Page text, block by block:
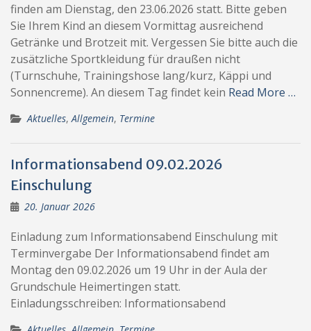
finden am Dienstag, den 23.06.2026 statt. Bitte geben
Sie Ihrem Kind an diesem Vormittag ausreichend
Getränke und Brotzeit mit. Vergessen Sie bitte auch die
zusätzliche Sportkleidung für draußen nicht
(Turnschuhe, Trainingshose lang/kurz, Käppi und
Sonnencreme). An diesem Tag findet kein Read More …
Aktuelles,Allgemein, Termine
Informationsabend 09.02.2026
Einschulung
20. Januar 2026
Einladung zum Informationsabend Einschulung mit
Terminvergabe Der Informationsabend findet am
Montag den 09.02.2026 um 19 Uhr in der Aula der
Grundschule Heimertingen statt.
Einladungsschreiben: Informationsabend